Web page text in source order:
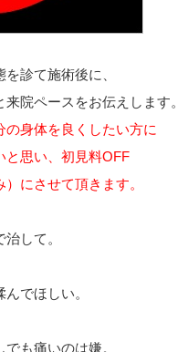
診て施術後に、
来院ペースをお伝えします。
の身体を良くしたい方に
思い、 初見料OFF
）にさせて頂きます。
して。
でほしい。
も痛いのは嫌。